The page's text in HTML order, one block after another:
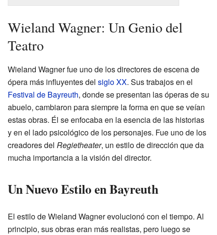
Wieland Wagner: Un Genio del
Teatro
Wieland Wagner fue uno de los directores de escena de
ópera más influyentes del siglo XX. Sus trabajos en el
Festival de Bayreuth, donde se presentan las óperas de su
abuelo, cambiaron para siempre la forma en que se veían
estas obras. Él se enfocaba en la esencia de las historias
y en el lado psicológico de los personajes. Fue uno de los
creadores del Regietheater, un estilo de dirección que da
mucha importancia a la visión del director.
Un Nuevo Estilo en Bayreuth
El estilo de Wieland Wagner evolucionó con el tiempo. Al
principio, sus obras eran más realistas, pero luego se